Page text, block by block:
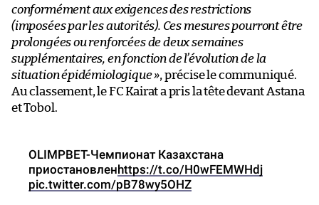
conformément aux exigences des restrictions
(imposées par les autorités). Ces mesures pourront être
prolongées ou renforcées de deux semaines
supplémentaires, en fonction de l’évolution de la
situation épidémiologique », précise le communiqué.
Au classement, le FC Kairat a pris la tête devant Astana
et Tobol.
OLIMPBET-Чемпионат Казахстана
приостановленhttps://t.co/H0wFEMWHdj
pic.twitter.com/pB78wy5OHZ